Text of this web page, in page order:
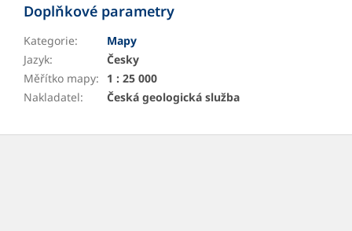
Doplňkové parametry
Kategorie:
Mapy
Jazyk:
Česky
Měřítko mapy:
1 : 25 000
Nakladatel: Česká geologická služba
Z